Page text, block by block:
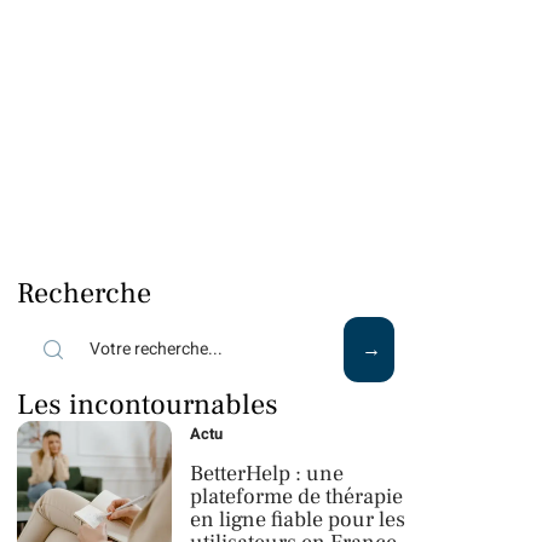
Recherche
Les incontournables
Actu
BetterHelp : une
plateforme de thérapie
en ligne fiable pour les